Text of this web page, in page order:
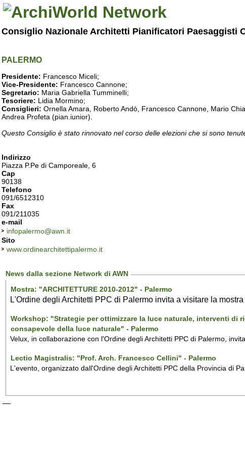
Consiglio Nazionale Architetti Pianificatori Paesaggisti
PALERMO
Presidente: Francesco Miceli;
Vice-Presidente: Francesco Cannone;
Segretario: Maria Gabriella Tumminelli;
Tesoriere: Lidia Mormino;
Consiglieri: Ornella Amara, Roberto Andò, Francesco Cannone, Mario
Andrea Profeta (pian.iunior).
Questo Consiglio è stato rinnovato nel corso delle elezioni che si sono
Indirizzo
Piazza P.Pe di Camporeale, 6
Cap
90138
Telefono
091/6512310
Fax
091/211035
e-mail
infopalermo@awn.it
Sito
www.ordinearchitettipalermo.it
News dalla sezione Network di AWN
Mostra: "ARCHITETTURE 2010-2012" - Palermo
L'Ordine degli Architetti PPC di Palermo invita a visitare la
Workshop: "Strategie per ottimizzare la luce naturale, interventi
consapevole della luce naturale" - Palermo
Velux, in collaborazione con l'Ordine degli Architetti PPC di Palermo,
Lectio Magistralis: "Prof. Arch. Francesco Cellini" - Palermo
L'evento, organizzato dall'Ordine degli Architetti PPC della Provincia di